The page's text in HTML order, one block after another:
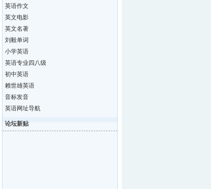
英语作文
英文电影
英文名著
刘毅单词
小学英语
英语专业四八级
初中英语
赖世雄英语
音标发音
英语网址导航
论坛新贴